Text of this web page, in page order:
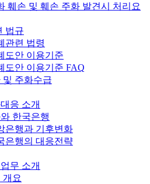
훼손 및 훼손 주화 발견시 처리요
법규
관련 법령
도안 이용기준
도안 이용기준 FAQ
및 주화수급
응 소개
한국은행
은행과 기후변화
은행의 대응전략
무 소개
개요